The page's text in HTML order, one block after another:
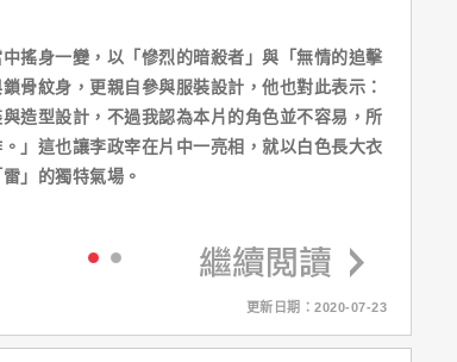
搖身一變，以「慘烈的暗殺者」與「無情的追擊
骨紋身，更親自參與服裝設計，他也對此表示：
造型設計，不過我認為本片的角色並不容易，所
」這也讓李政宰在片中一亮相，就以白色長大衣
」的獨特氣場。
更新日期：2020-07-23